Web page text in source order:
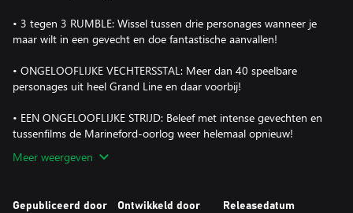
• 3 tegen 3 RUMBLE: Wissel tussen drie personages wanneer je
maar wilt in een gevecht en doe fantastische aanvallen!
• ONGELOOFLIJKE VECHTERSSTAL: Meer dan 40 speelbare
personages uit heel Grand Line en daar voorbij!
• EEN ONGELOOFLIJKE STRIJD: Beleef met intense gevechten en
tussenfilms de Marineford-oorlog weer helemaal opnieuw!
Meer weergeven
Gepubliceerd door Ontwikkeld door Releasedatum